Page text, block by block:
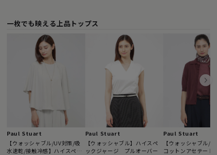
一枚でも映える上品トップス
Paul Stuart
【ウォッシャブル/UV対策/吸
水速乾/接触冷感】ハイスペッ
Paul Stuart
【ウォッシャブル】ハイスペ
ックジャージ プルオーバー
Paul Stuart
【ウォッシャブル/
コットンアセテー